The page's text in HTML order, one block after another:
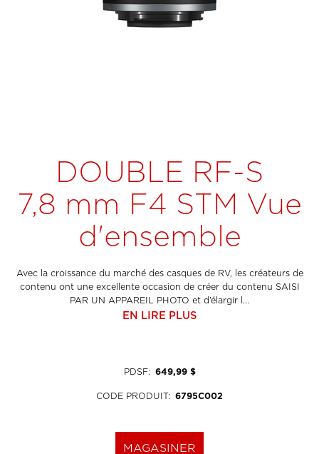
DOUBLE RF-S
7,8 mm F4 STM Vue
d'ensemble
Avec la croissance du marché des casques de RV, les créateurs de
contenu ont une excellente occasion de créer du contenu SAISI
PAR UN APPAREIL PHOTO et d’élargir l...
EN LIRE PLUS
PDSF: 649,99 $
CODE PRODUIT: 6795C002
MAGASINER